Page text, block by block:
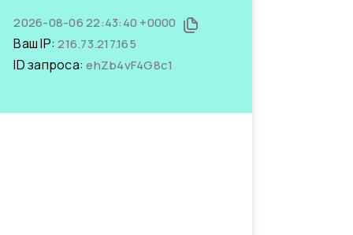
2026-08-06 22:43:40 +0000
Ваш IP:216.73.217.165
ID запроса:ehZb4vF4G8c1